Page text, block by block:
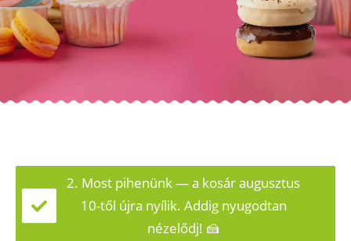
2. Most pihenünk — a kosár augusztus
10-től újra nyílik. Addig nyugodtan
nézelődj! 🍰